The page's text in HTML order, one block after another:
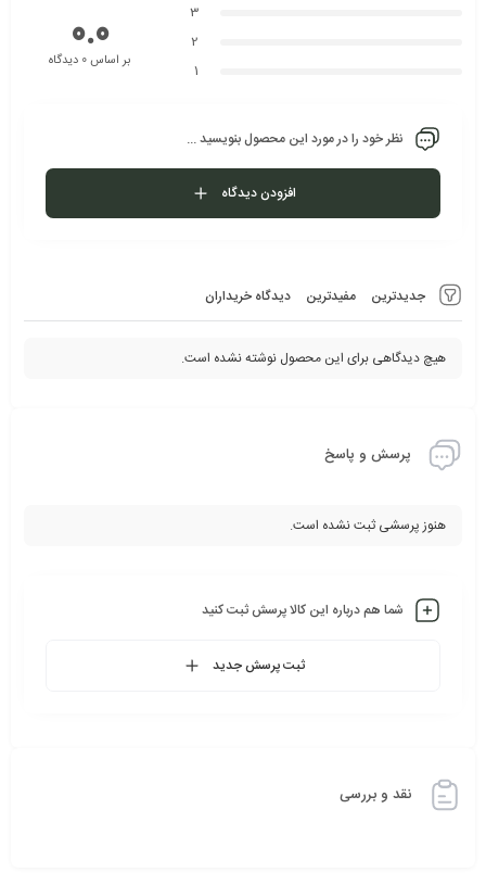
جدیدترین مفیدترین دیدگاه خریداران
هیچ دیدگاهی برای این محصول نوشته نشده است.
3
2
1
0.0بر اساس 0 دیدگاه
نظر خود را در مورد این محصول بنویسید ...
افزودن دیدگاه
پرسش و پاسخ
هنوز پرسشی ثبت نشده است.
شما هم درباره این کالا پرسش ثبت کنید
ثبت پرسش جدید
نقد و بررسی